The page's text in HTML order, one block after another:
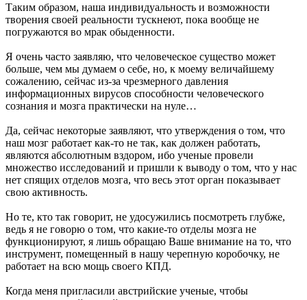
Таким образом, наша индивидуальность и возможности
творения своей реальности тускнеют, пока вообще не
погружаются во мрак обыденности.
Я очень часто заявляю, что человеческое существо может
больше, чем мы думаем о себе, но, к моему величайшему
сожалению, сейчас из-за чрезмерного давления
информационных вирусов способности человеческого
сознания и мозга практически на нуле…
Да, сейчас некоторые заявляют, что утверждения о том, что
наш мозг работает как-то не так, как должен работать,
являются абсолютным вздором, ибо ученые провели
множество исследований и пришли к выводу о том, что у нас
нет спящих отделов мозга, что весь этот орган показывает
свою активность.
Но те, кто так говорит, не удосужились посмотреть глубже,
ведь я не говорю о том, что какие-то отделы мозга не
функционируют, я лишь обращаю Ваше внимание на то, что
инструмент, помещенный в нашу черепную коробочку, не
работает на всю мощь своего КПД.
Когда меня пригласили австрийские ученые, чтобы